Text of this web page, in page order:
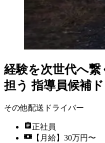
経験を次世代へ繋
担う 指導員候補
その他配送ドライバー
正社員
【月給】30万円〜